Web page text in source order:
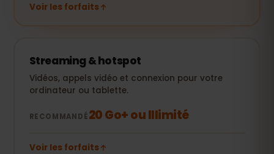
Voir les forfaits
Streaming & hotspot
Vidéos, appels vidéo et connexion pour votre
ordinateur ou tablette.
RECOMMANDÉ20 Go+ ou Illimité
Voir les forfaits